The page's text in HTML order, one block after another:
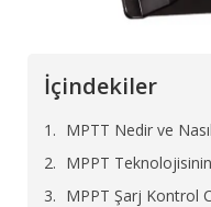
İçindekiler
MPTT Nedir ve Nasıl
MPPT
MPPT Şarj Kontrol